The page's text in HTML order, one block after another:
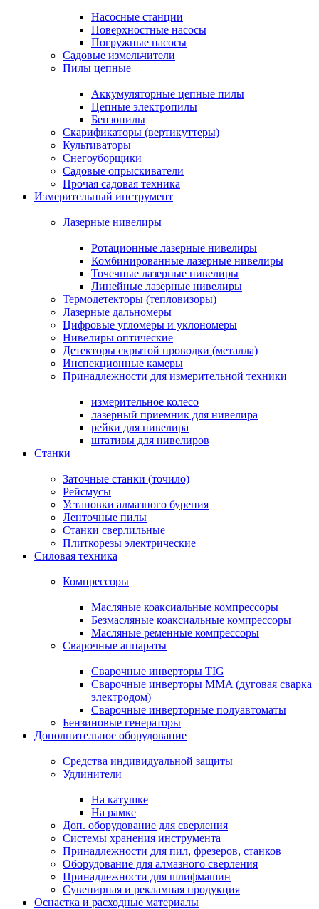
Насосные станции
Поверхностные насосы
Погружные насосы
Садовые измельчители
Пилы цепные
Аккумуляторные цепные пилы
Цепные электропилы
Бензопилы
Скарификаторы (вертикуттеры)
Культиваторы
Снегоуборщики
Садовые опрыскиватели
Прочая садовая техника
Измерительный инструмент
Лазерные нивелиры
Ротационные лазерные нивелиры
Комбинированные лазерные нивелиры
Точечные лазерные нивелиры
Линейные лазерные нивелиры
Термодетекторы (тепловизоры)
Лазерные дальномеры
Цифровые угломеры и уклономеры
Нивелиры оптические
Детекторы скрытой проводки (металла)
Инспекционные камеры
Принадлежности для измерительной техники
измерительное колесо
лазерный приемник для нивелира
рейки для нивелира
штативы для нивелиров
Станки
Заточные станки (точило)
Рейсмусы
Установки алмазного бурения
Ленточные пилы
Станки сверлильные
Плиткорезы электрические
Силовая техника
Компрессоры
Масляные коаксиальные компрессоры
Безмасляные коаксиальные компрессоры
Масляные ременные компрессоры
Сварочные аппараты
Сварочные инверторы TIG
Сварочные инверторы MMA (дуговая сварка
электродом)
Сварочные инверторные полуавтоматы
Бензиновые генераторы
Дополнительное оборудование
Средства индивидуальной защиты
Удлинители
На катушке
На рамке
Доп. оборудование для сверления
Системы хранения инструмента
Принадлежности для пил, фрезеров, станков
Оборудование для алмазного сверления
Принадлежности для шлифмашин
Сувенирная и рекламная продукция
Оснастка и расходные материалы